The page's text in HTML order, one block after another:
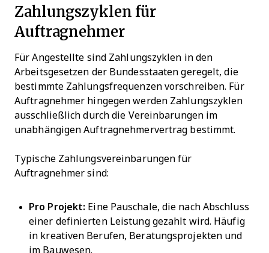
Zahlungszyklen für
Auftragnehmer
Für Angestellte sind Zahlungszyklen in den
Arbeitsgesetzen der Bundesstaaten geregelt, die
bestimmte Zahlungsfrequenzen vorschreiben. Für
Auftragnehmer hingegen werden Zahlungszyklen
ausschließlich durch die Vereinbarungen im
unabhängigen Auftragnehmervertrag bestimmt.
Typische Zahlungsvereinbarungen für
Auftragnehmer sind:
Pro Projekt: Eine Pauschale, die nach Abschluss
einer definierten Leistung gezahlt wird. Häufig
in kreativen Berufen, Beratungsprojekten und
im Bauwesen.